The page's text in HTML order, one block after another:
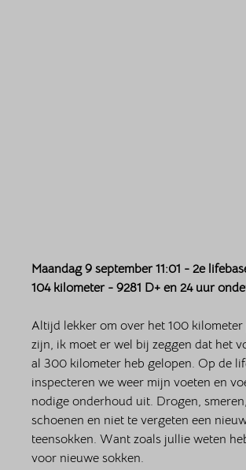
Maandag 9 september 11:01 - 2e
104 kilometer - 9281 D+ en 24 uur
Altijd lekker om over het 100
zijn, ik moet er wel bij zeggen dat het
al 300 kilometer heb gelopen. Op de
inspecteren we weer mijn voeten en
nodige onderhoud uit. Drogen,
schoenen en niet te vergeten een
teensokken. Want zoals jullie weten
voor nieuwe sokken.